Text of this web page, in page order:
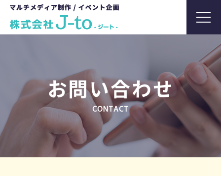
t
o
g
n
a
v
g
お問い合わせ
CONTACT